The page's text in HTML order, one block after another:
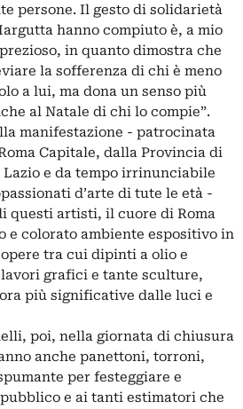
persone. Il gesto di solidarietà
hanno compiuto è, a mio
in quanto dimostra che
la sofferenza di chi è meno
a lui, ma dona un senso più
al Natale di chi lo compie”.
manifestazione - patrocinata
Capitale, dalla Provincia di
Lazio e da tempo irrinunciabile
d’arte di tute le età -
questi artisti, il cuore di Roma
e colorato ambiente espositivo in
tra cui dipinti a olio e
grafici e tante sculture,
più significative dalle luci e
poi, nella giornata di chiusura
anche panettoni, torroni,
per festeggiare e
e ai tanti estimatori che